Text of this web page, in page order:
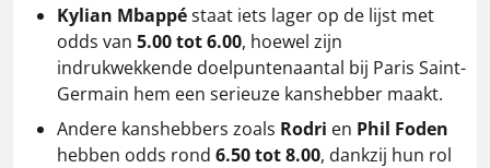
Kylian Mbappéstaat iets lager op de lijst met
odds van 5.00 tot 6.00, hoewel zijn
indrukwekkende doelpuntenaantal bij Paris Saint-
Germain hem een serieuze kanshebber maakt​.
Andere kanshebbers zoals Rodri en Phil Foden
hebben odds rond 6.50 tot 8.00, dankzij hun rol